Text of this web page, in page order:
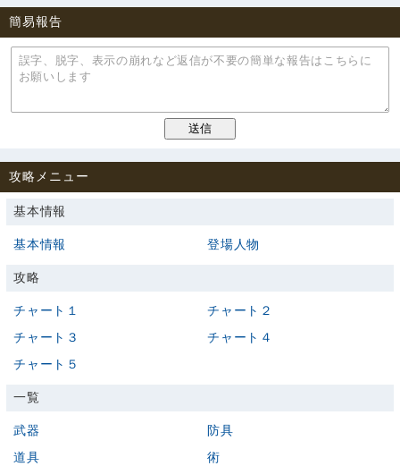
簡易報告
攻略メニュー
基本情報
基本情報 登場人物
攻略
チャート１
チャート２
チャート３
チャート４
チャート５
一覧
武器
防具
道具
術